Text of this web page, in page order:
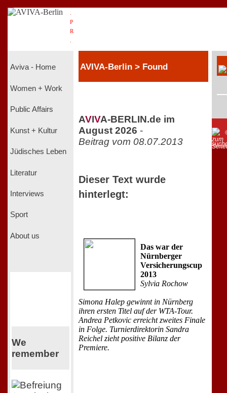
P
R
Aviva - Home
Women + Work
Public Affairs
Kunst + Kultur
Jüdisches Leben
Literatur
Interviews
Sport
About us
We
remember
AVIVA-Berlin > Found
AVIVA-BERLIN.de im
August 2026 -
Beitrag vom 08.07.2013
Dieser Text wurde
hinterlegt:
Das war der
Nürnberger
Versicherungscup
2013
Sylvia Rochow
Simona Halep gewinnt in Nürnberg
ihren ersten Titel auf der WTA-Tour.
Andrea Petkovic erreicht zweites Finale
in Folge. Turnierdirektorin Sandra
Reichel zieht positive Bilanz der
Premiere.